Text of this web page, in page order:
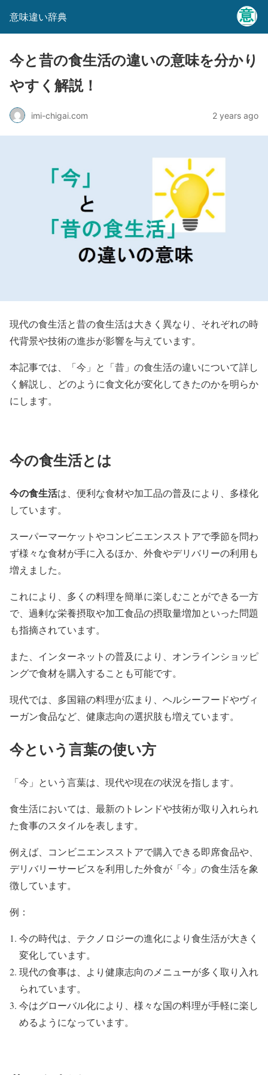
意味違い辞典
今と昔の食生活の違いの意味を分かり
やすく解説！
imi-chigai.com 2 years ago
現代の食生活と昔の食生活は大きく異なり、それぞれの時
代背景や技術の進歩が影響を与えています。
本記事では、「今」と「昔」の食生活の違いについて詳し
く解説し、どのように食文化が変化してきたのかを明らか
にします。
今の食生活とは
今の食生活は、便利な食材や加工品の普及により、多様化
しています。
スーパーマーケットやコンビニエンスストアで季節を問わ
ず様々な食材が手に入るほか、外食やデリバリーの利用も
増えました。
これにより、多くの料理を簡単に楽しむことができる一方
で、過剰な栄養摂取や加工食品の摂取量増加といった問題
も指摘されています。
また、インターネットの普及により、オンラインショッピ
ングで食材を購入することも可能です。
現代では、多国籍の料理が広まり、ヘルシーフードやヴィ
ーガン食品など、健康志向の選択肢も増えています。
今という言葉の使い方
「今」という言葉は、現代や現在の状況を指します。
食生活においては、最新のトレンドや技術が取り入れられ
た食事のスタイルを表します。
例えば、コンビニエンスストアで購入できる即席食品や、
デリバリーサービスを利用した外食が「今」の食生活を象
徴しています。
例：
今の時代は、テクノロジーの進化により食生活が大きく
変化しています。
現代の食事は、より健康志向のメニューが多く取り入れ
られています。
今はグローバル化により、様々な国の料理が手軽に楽し
めるようになっています。